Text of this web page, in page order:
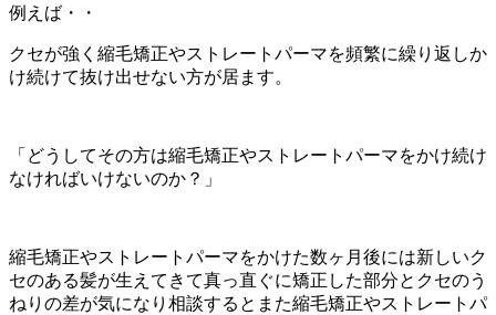
例えば・・
クセが強く縮毛矯正やストレートパーマを頻繁に繰り返しか
け続けて抜け出せない方が居ます。
「どうしてその方は縮毛矯正やストレートパーマをかけ続け
なければいけないのか？」
縮毛矯正やストレートパーマをかけた数ヶ月後には新しいク
セのある髪が生えてきて真っ直ぐに矯正した部分とクセのう
ねりの差が気になり相談するとまた縮毛矯正やストレートパ